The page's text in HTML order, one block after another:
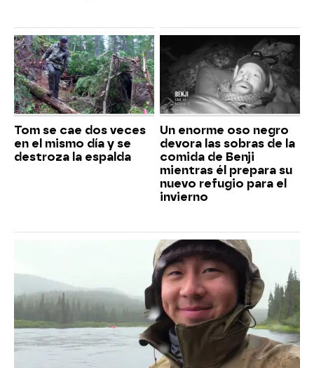
Tom se cae dos veces
en el mismo día y se
destroza la espalda
Un enorme oso negro
devora las sobras de la
comida de Benji
mientras él prepara su
nuevo refugio para el
invierno